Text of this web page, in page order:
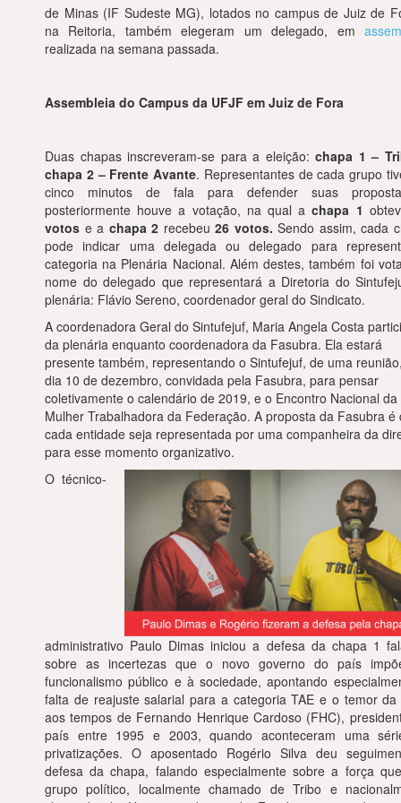
de Minas (IF Sudeste MG), lotados no campus de Juiz de
na Reitoria, também elegeram um delegado, em
realizada na semana passada.
Assembleia do Campus da UFJF em Juiz de Fora
Duas chapas inscreveram-se para a eleição: chapa 1 –
chapa 2 – Frente Avante. Representantes de cada grupo
cinco minutos de fala para defender suas
posteriormente houve a votação, na qual a chapa 1
votos e a chapa 2 recebeu 26 votos.Sendo assim, cada
pode indicar uma delegada ou delegado para
categoria na Plenária Nacional. Além destes, também foi
nome do delegado que representará a Diretoria do
plenária: Flávio Sereno, coordenador geral do Sindicato.
A coordenadora Geral do Sintufejuf, Maria Angela Costa
da plenária enquanto coordenadora da Fasubra. Ela estará
presente também, representando o Sintufejuf, de uma
dia 10 de dezembro, convidada pela Fasubra, para pensar
coletivamente o calendário de 2019, e o Encontro Nacional da
Mulher Trabalhadora da Federação. A proposta da Fasubra é
cada entidade seja representada por uma companheira da
para esse momento organizativo.
O técnico-
administrativo Paulo Dimas iniciou a defesa da chapa 1
sobre as incertezas que o novo governo do país
funcionalismo público e à sociedade, apontando
falta de reajuste salarial para a categoria TAE e o temor da
aos tempos de Fernando Henrique Cardoso (FHC),
país entre 1995 e 2003, quando aconteceram uma
privatizações. O aposentado Rogério Silva deu
defesa da chapa, falando especialmente sobre a força
grupo político, localmente chamado de Tribo e